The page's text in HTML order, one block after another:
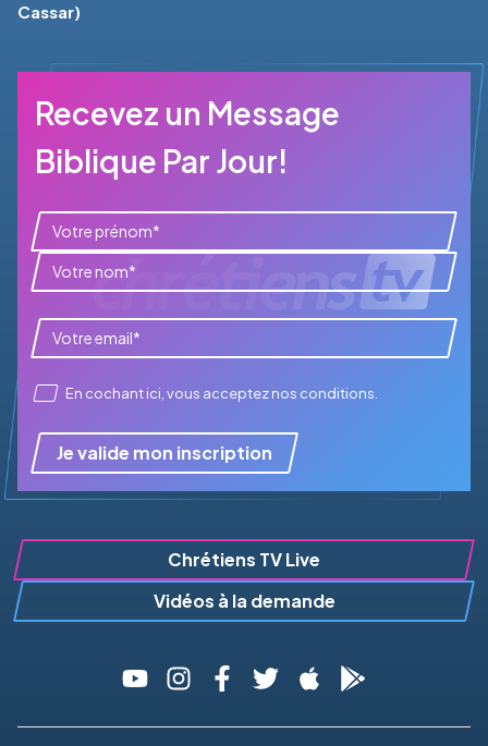
Cassar)
Recevez un Message
Biblique Par Jour!
En cochant ici, vous accepteznos conditions
Je valide mon inscription
Chrétiens TV Live
Vidéos à la demande